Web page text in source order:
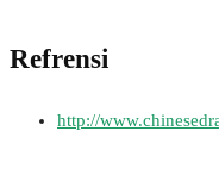
Refrensi
http://